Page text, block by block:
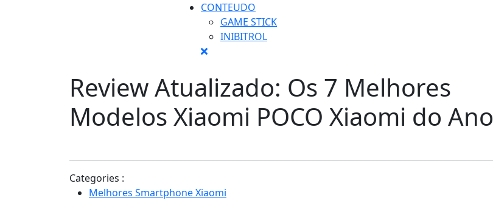
CONTEUDO
GAME STICK
INIBITROL
Close
Review Atualizado: Os 7 Melhores
Modelos Xiaomi POCO Xiaomi do Ano
Categories :
Melhores Smartphone Xiaomi